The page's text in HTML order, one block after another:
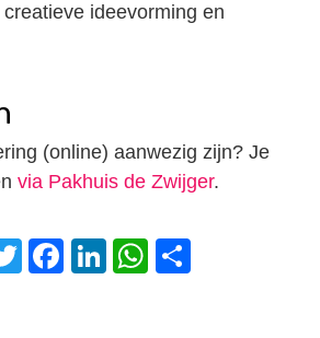
ideevorming en
(online) aanwezig zijn? Je
via Pakhuis de Zwijger.
Twitter
Facebook
LinkedIn
WhatsApp